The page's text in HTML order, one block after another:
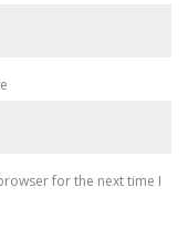
for the next time I